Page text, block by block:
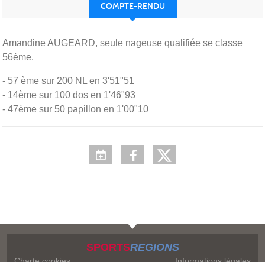
COMPTE-RENDU
Amandine AUGEARD, seule nageuse qualifiée se classe
56ème.
- 57 ème sur 200 NL en 3'51"51
- 14ème sur 100 dos en 1'46"93
- 47ème sur 50 papillon en 1'00"10
SPORTSREGIONS